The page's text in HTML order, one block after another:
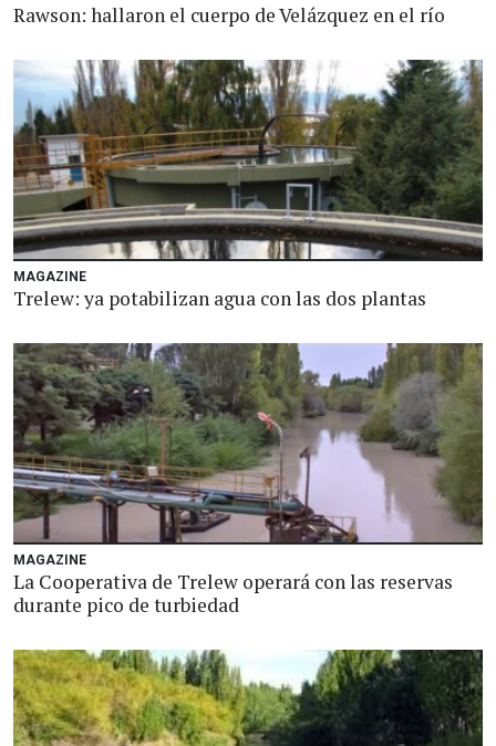
Rawson: hallaron el cuerpo de Velázquez en el río
MAGAZINE
Trelew: ya potabilizan agua con las dos plantas
MAGAZINE
La Cooperativa de Trelew operará con las reservas
durante pico de turbiedad